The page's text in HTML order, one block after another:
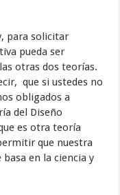
para solicitar
pueda ser
otras dos teorías.
que si ustedes no
obligados a
del Diseño
es otra teoría
que nuestra
en la ciencia y